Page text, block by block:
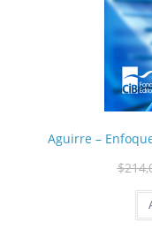
Aguirre –
$